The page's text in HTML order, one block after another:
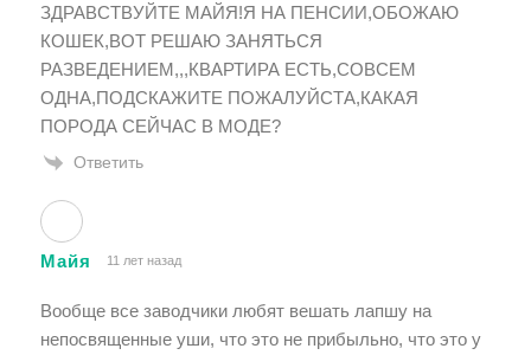
ЗДРАВСТВУЙТЕ МАЙЯ!Я НА ПЕНСИИ,ОБОЖАЮ
КОШЕК,ВОТ РЕШАЮ ЗАНЯТЬСЯ
РАЗВЕДЕНИЕМ,,,КВАРТИРА ЕСТЬ,СОВСЕМ
ОДНА,ПОДСКАЖИТЕ ПОЖАЛУЙСТА,КАКАЯ
ПОРОДА СЕЙЧАС В МОДЕ?
Ответить
Майя 11 лет назад
Вообще все заводчики любят вешать лапшу на
непосвященные уши, что это не прибыльно, что это у